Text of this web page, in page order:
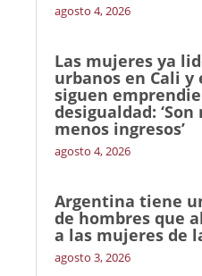
agosto 4, 2026
Las mujeres ya
urbanos en Cali y
siguen
desigualdad:
menos ingresos’
agosto 4, 2026
Argentina tiene
de hombres que
a las mujeres de
agosto 3, 2026